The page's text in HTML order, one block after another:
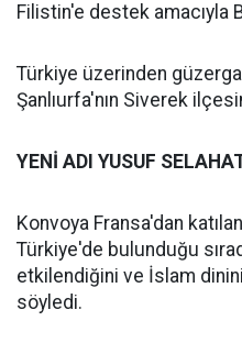
Filistin'e destek amacıyla
Türkiye üzerinden
Şanlıurfa'nın Siverek
YENİ ADI YUSUF
Konvoya Fransa'dan
Türkiye'de bulunduğu
etkilendiğini ve İslam dinini
söyledi.